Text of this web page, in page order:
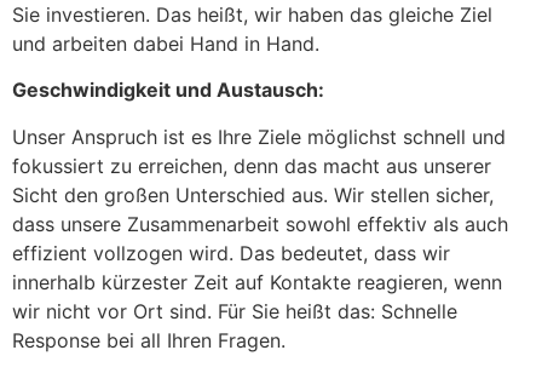
Sie investieren. Das heißt, wir haben das gleiche Ziel
und arbeiten dabei Hand in Hand.
Geschwindigkeit und Austausch:
Unser Anspruch ist es Ihre Ziele möglichst schnell und
fokussiert zu erreichen, denn das macht aus unserer
Sicht den großen Unterschied aus. Wir stellen sicher,
dass unsere Zusammenarbeit sowohl effektiv als auch
effizient vollzogen wird. Das bedeutet, dass wir
innerhalb kürzester Zeit auf Kontakte reagieren, wenn
wir nicht vor Ort sind. Für Sie heißt das: Schnelle
Response bei all Ihren Fragen.